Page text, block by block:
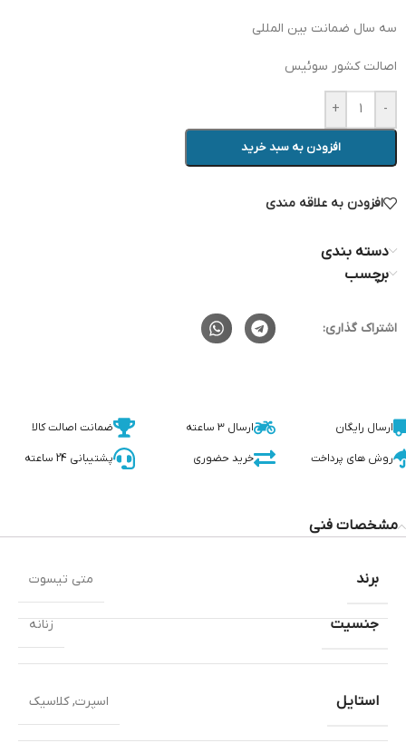
سه سال ضمانت بین المللی
اصالت کشور سوئیس
-
+
افزودن به سبد خرید
افزودن به علاقه مندی
دسته بندی
برچسب
اشتراک گذاری:
ارسال رایگان ارسال 3 ساعته ضمانت اصالت کالا
روش های پرداخت خرید حضوری پشتیبانی 24 ساعته
مشخصات فنی
جنسیت زنانه
استایل اسپرت,کلاسیک
برند متی تیسوت